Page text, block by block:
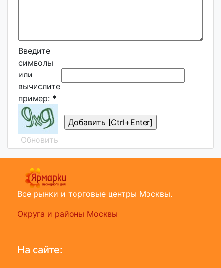
Введите
символы
или
вычислите
пример: *
Обновить
Все рынки и торговые центры Москвы.
Округа и районы Москвы
На сайте: